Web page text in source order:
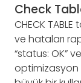
Check
CHECK
ve hataları
“status: OK”
optimizasyon